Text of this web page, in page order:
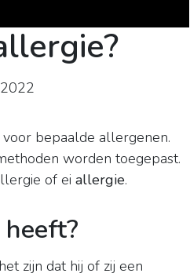
bepaalde allergenen.
worden toegepast.
of ei allergie.
zijn dat hij of zij een